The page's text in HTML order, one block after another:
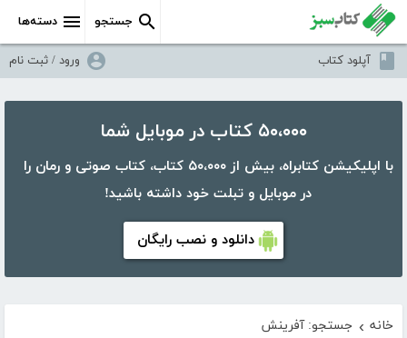
دسته‌ها جستجو
آپلود کتاب ورود / ثبت نام
۵۰،۰۰۰ کتاب در موبایل شما
با اپلیکیشن کتابراه، بیش از ۵۰،۰۰۰ کتاب، کتاب صوتی و رمان را
در موبایل و تبلت خود داشته باشید!
دانلود و نصب رایگان
خانه › جستجو: آفرینش